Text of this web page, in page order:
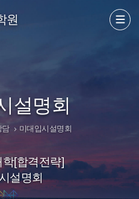
원
설명회
담 미대입시설명회
[합격전략]
설명회